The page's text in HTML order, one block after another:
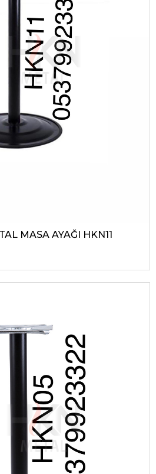
MASA AYAĞI HKN11